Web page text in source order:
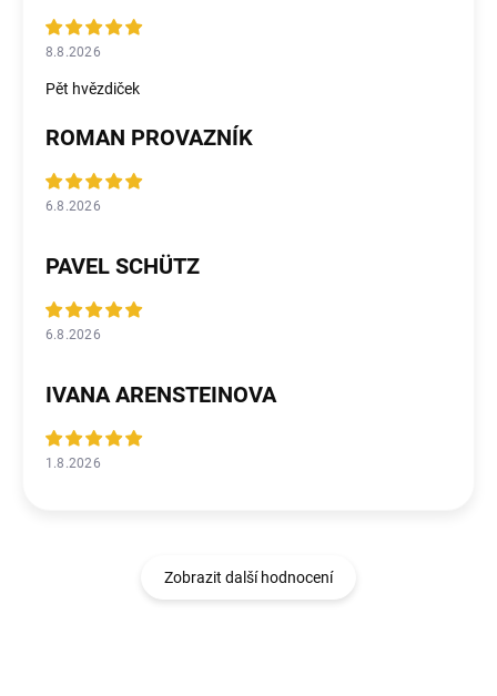
8.8.2026
Pět hvězdiček
ROMAN PROVAZNÍK
6.8.2026
PAVEL SCHÜTZ
6.8.2026
IVANA ARENSTEINOVA
1.8.2026
Zobrazit další hodnocení